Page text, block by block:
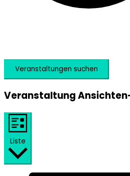
Veranstaltungen suchen
Veranstaltung
Liste